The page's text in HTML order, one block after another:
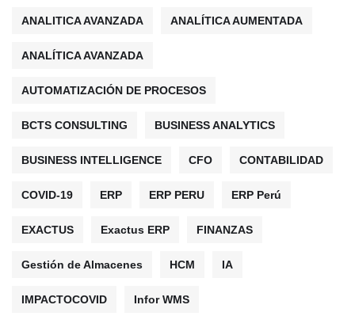
ANALITICA AVANZADA ANALÍTICA AUMENTADA
ANALÍTICA AVANZADA
AUTOMATIZACIÓN DE PROCESOS
BCTS CONSULTING BUSINESS ANALYTICS
BUSINESS INTELLIGENCE CFO CONTABILIDAD
COVID-19 ERP ERP PERU ERP Perú
EXACTUS Exactus ERP FINANZAS
Gestión de Almacenes HCM IA
IMPACTOCOVID Infor WMS